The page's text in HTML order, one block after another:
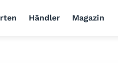
Händler Magazin